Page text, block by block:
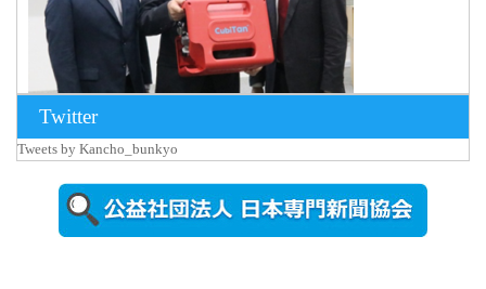
2026年8月5日
更新
農工大で大
Twitter
Tweets by Kancho_bunkyo